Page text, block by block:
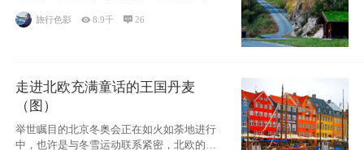
旅行色影 8.9千 26
走进北欧充满童话的王国丹麦
（图）
举世瞩目的北京冬奥会正在如火如荼地进行
中，也许是与冬雪运动联系紧密，北欧的一